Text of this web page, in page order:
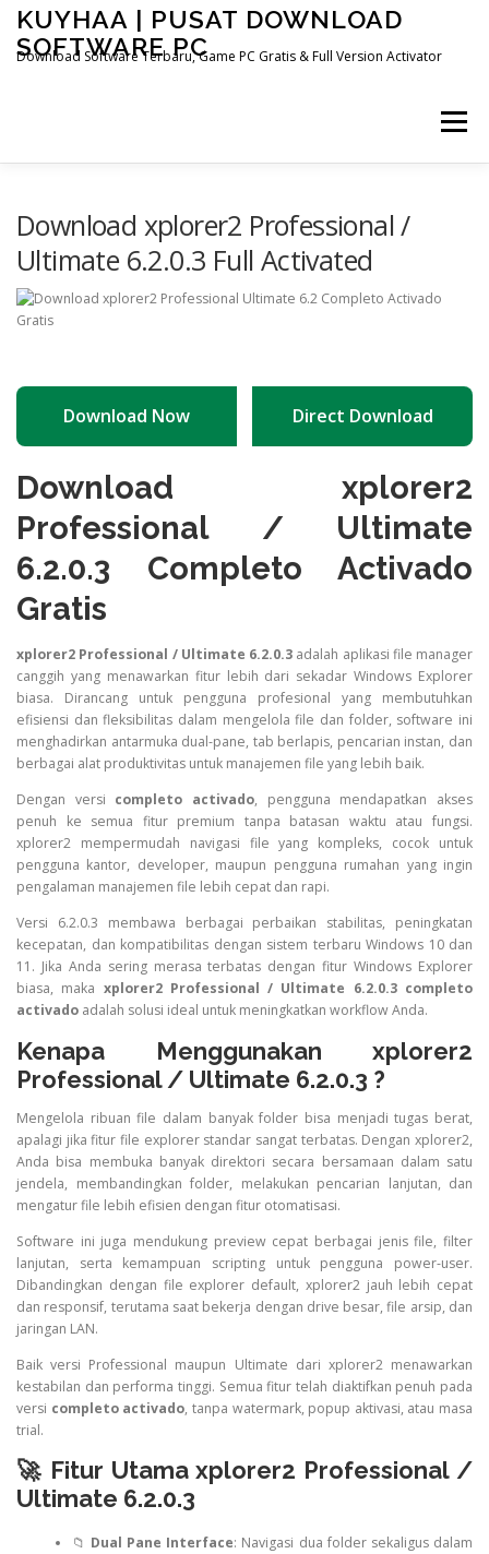
Skip
content
KUYHAA | PUSAT DOWNLOAD
SOFTWARE PC
Download Software Terbaru, Game PC Gratis & Full Version Activator
Menu
Download xplorer2 Professional /
Ultimate 6.2.0.3 Full Activated
Download Now Direct Download
Download xplorer2
Professional / Ultimate
6.2.0.3 Completo Activado
Gratis
xplorer2 Professional / Ultimate 6.2.0.3 adalah aplikasi file manager
canggih yang menawarkan fitur lebih dari sekadar Windows Explorer
biasa. Dirancang untuk pengguna profesional yang membutuhkan
efisiensi dan fleksibilitas dalam mengelola file dan folder, software ini
menghadirkan antarmuka dual-pane, tab berlapis, pencarian instan, dan
berbagai alat produktivitas untuk manajemen file yang lebih baik.
Dengan versi completo activado, pengguna mendapatkan akses
penuh ke semua fitur premium tanpa batasan waktu atau fungsi.
xplorer2 mempermudah navigasi file yang kompleks, cocok untuk
pengguna kantor, developer, maupun pengguna rumahan yang ingin
pengalaman manajemen file lebih cepat dan rapi.
Versi 6.2.0.3 membawa berbagai perbaikan stabilitas, peningkatan
kecepatan, dan kompatibilitas dengan sistem terbaru Windows 10 dan
11. Jika Anda sering merasa terbatas dengan fitur Windows Explorer
biasa, maka xplorer2 Professional / Ultimate 6.2.0.3 completo
activado adalah solusi ideal untuk meningkatkan workflow Anda.
Kenapa Menggunakan xplorer2
Professional / Ultimate 6.2.0.3 ?
Mengelola ribuan file dalam banyak folder bisa menjadi tugas berat,
apalagi jika fitur file explorer standar sangat terbatas. Dengan xplorer2,
Anda bisa membuka banyak direktori secara bersamaan dalam satu
jendela, membandingkan folder, melakukan pencarian lanjutan, dan
mengatur file lebih efisien dengan fitur otomatisasi.
Software ini juga mendukung preview cepat berbagai jenis file, filter
lanjutan, serta kemampuan scripting untuk pengguna power-user.
Dibandingkan dengan file explorer default, xplorer2 jauh lebih cepat
dan responsif, terutama saat bekerja dengan drive besar, file arsip, dan
jaringan LAN.
Baik versi Professional maupun Ultimate dari xplorer2 menawarkan
kestabilan dan performa tinggi. Semua fitur telah diaktifkan penuh pada
versi completo activado, tanpa watermark, popup aktivasi, atau masa
trial.
🚀 Fitur Utama xplorer2 Professional /
Ultimate 6.2.0.3
📁 Dual Pane Interface: Navigasi dua folder sekaligus dalam